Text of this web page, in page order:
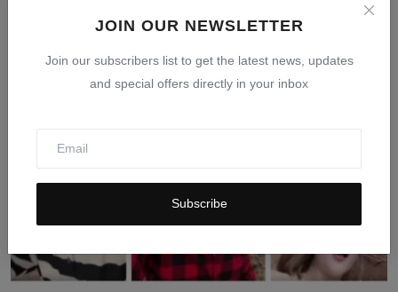
JOIN OUR NEWSLETTER
Join our subscribers list to get the latest news, updates
and special offers directly in your inbox
Subscribe